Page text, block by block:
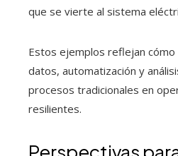
que se vierte al sistema
Estos ejemplos reflejan cómo
datos, automatización y
procesos tradicionales en
resilientes.